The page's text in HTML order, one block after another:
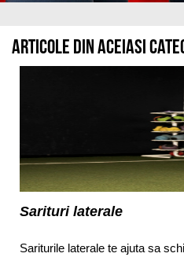
Articole din aceiasi
Sarituri laterale
Sariturile laterale te ajuta sa